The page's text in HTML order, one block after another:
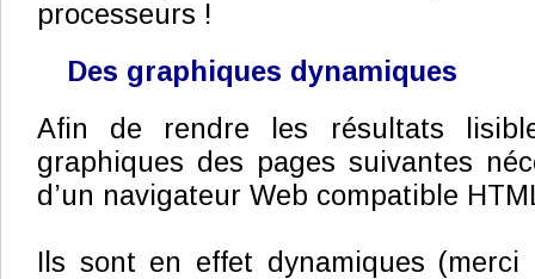
processeurs !
Des graphiques dynamiques
Afin de rendre les résultats
graphiques des pages suivantes
d’un navigateur Web compatible
Ils sont en effet dynamiques (merci